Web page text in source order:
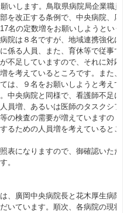
いします。鳥取県病院局企業職員
を改正する条例で、中央病院、厚
名の定数増をお願いしようという
院は８名ですが、地域連携強化に
係る人員、また、育休等で従事で
不足していますので、それに対応
を考えているところです。また、
は、９名をお願いしようと考えて
中央病院と同様で、看護師不足に
員増、あるいは医師のタスクシフ
の検査の需要が増えていますの
るための人員増を考えているとこ
表になりますので、御確認いただ
。
、廣岡中央病院長と花木厚生病院
いています。順次、各病院の現状